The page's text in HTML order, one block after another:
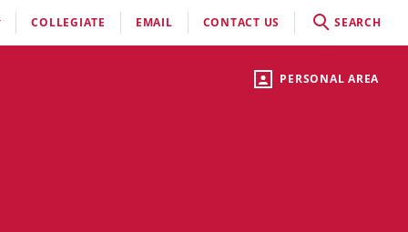
PERSONAL AREA
COLLEGIATE EMAIL CONTACT US SEARCH